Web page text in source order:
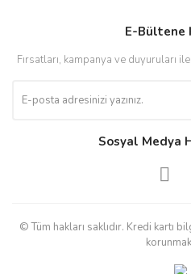
E-Bültene
Fırsatları, kampanya ve duyuruları
Sosyal Medya
© Tüm hakları saklıdır. Kredi kartı